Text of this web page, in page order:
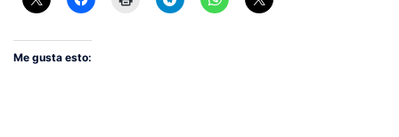
Me gusta esto: